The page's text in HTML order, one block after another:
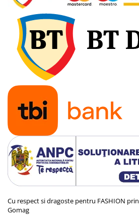
Cu respect si dragoste pentru FASHION prin
Gomag